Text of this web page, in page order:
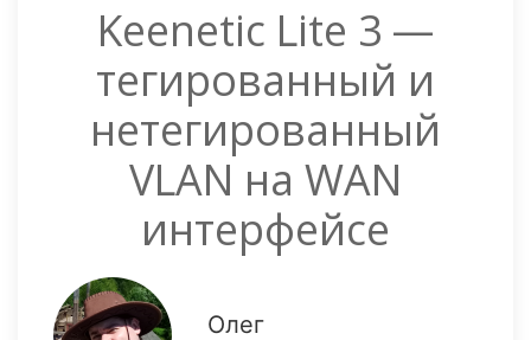
Keenetic Lite 3 —
тегированный и
нетегированный
VLAN на WAN
интерфейсе
Олег